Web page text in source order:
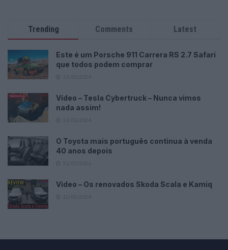
Trending Comments Latest
Este é um Porsche 911 Carrera RS 2.7 Safari
que todos podem comprar
Vídeo – Tesla Cybertruck – Nunca vimos
nada assim!
O Toyota mais português continua à venda
40 anos depois
Vídeo – Os renovados Skoda Scala e Kamiq